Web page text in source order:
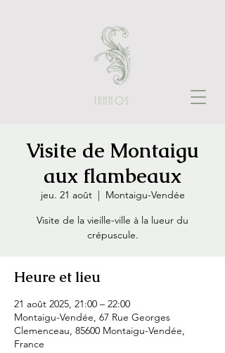
IKHNOS
Visite de Montaigu
aux flambeaux
jeu. 21 août
  |
Montaigu-Vendée
Visite de la vieille-ville à la lueur du
crépuscule.
Heure et lieu
21 août 2025, 21:00 – 22:00
Montaigu-Vendée, 67 Rue Georges
Clemenceau, 85600 Montaigu-Vendée,
France